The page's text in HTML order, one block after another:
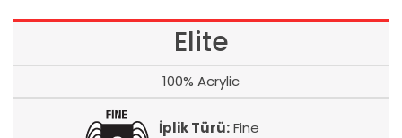
Elite
100% Acrylic
İplik Türü:Fine